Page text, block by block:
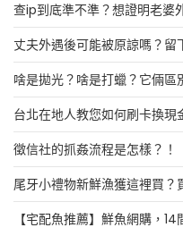
查ip到底準不準？想證明老婆
丈夫外遇後可能被原諒嗎？留
啥是拋光？啥是打蠟？它倆
台北在地人教您如何刷卡換現
徵信社的抓姦流程是怎樣？！
尾牙小禮物新鮮漁獲這裡買？
【宅配魚推薦】鮮魚網購，